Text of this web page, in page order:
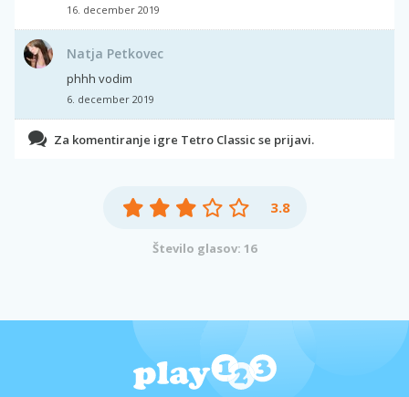
16. december 2019
Natja Petkovec
phhh vodim
6. december 2019
Za komentiranje igre Tetro Classic se prijavi.
3.8
Število glasov: 16